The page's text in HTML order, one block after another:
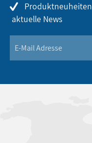
Produktneuheiten
aktuelle News